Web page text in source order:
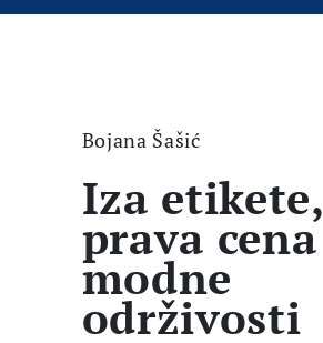
Bojana Šašić
Iza etikete,
prava cena
modne
održivosti